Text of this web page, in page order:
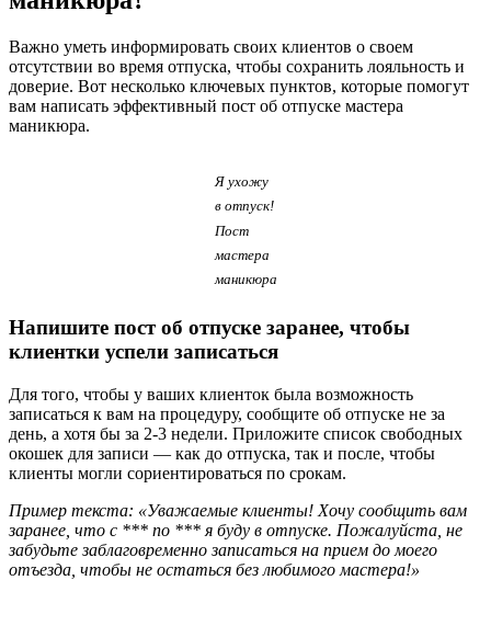
Важно уметь информировать своих клиентов о своем
отсутствии во время отпуска, чтобы сохранить лояльность и
доверие. Вот несколько ключевых пунктов, которые помогут
вам написать эффективный пост об отпуске мастера
маникюра.
Я ухожу
в отпуск!
Пост
мастера
маникюра
Напишите пост об отпуске заранее, чтобы
клиентки успели записаться
Для того, чтобы у ваших клиенток была возможность
записаться к вам на процедуру, сообщите об отпуске не за
день, а хотя бы за 2-3 недели. Приложите список свободных
окошек для записи — как до отпуска, так и после, чтобы
клиенты могли сориентироваться по срокам.
Пример текста: «Уважаемые клиенты! Хочу сообщить вам
заранее, что с *** по *** я буду в отпуске. Пожалуйста, не
забудьте заблаговременно записаться на прием до моего
отъезда, чтобы не остаться без любимого мастера!»